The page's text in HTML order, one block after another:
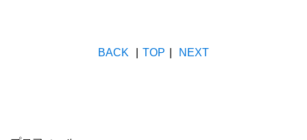
BACK TOP NEXT